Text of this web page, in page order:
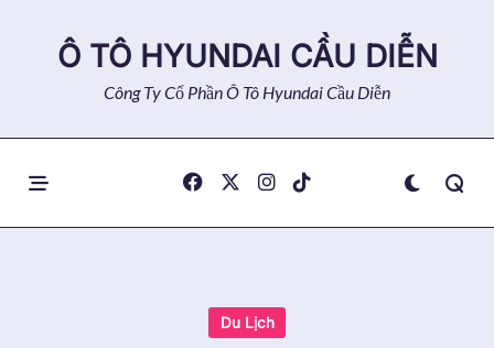
contentÔ TÔ HYUNDAI CẦU DIỄN
Công Ty Cổ Phần Ô Tô Hyundai Cầu Diễn
Du Lịch